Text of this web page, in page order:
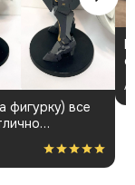
фигурку) все
Отдельная
за